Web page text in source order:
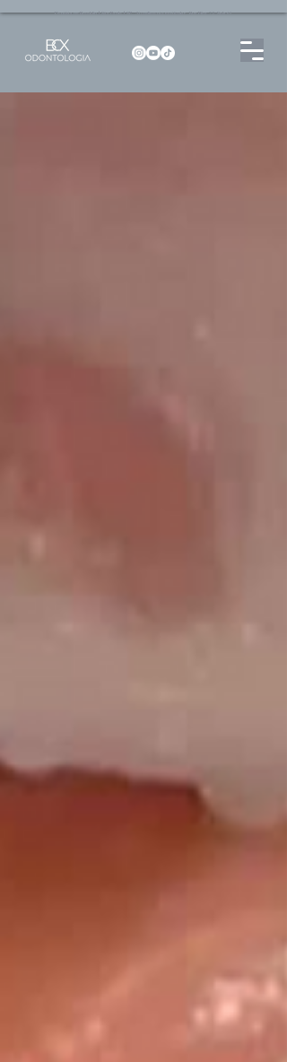
Dentista no Brooklin | São Paulo | SP Atendimento particular Rua Pitu, 72, Sala 65